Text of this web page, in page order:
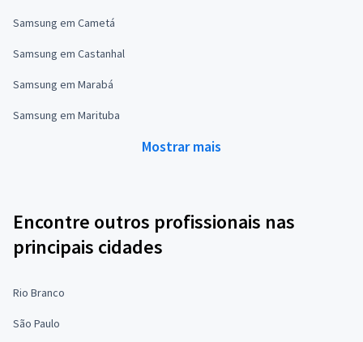
Samsung em Cametá
Samsung em Castanhal
Samsung em Marabá
Samsung em Marituba
Mostrar mais
Encontre outros profissionais nas
principais cidades
Rio Branco
São Paulo